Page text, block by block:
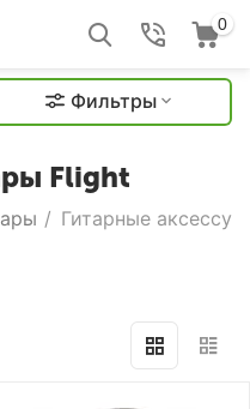
0
Фильтры
Flight
/ Гитарные